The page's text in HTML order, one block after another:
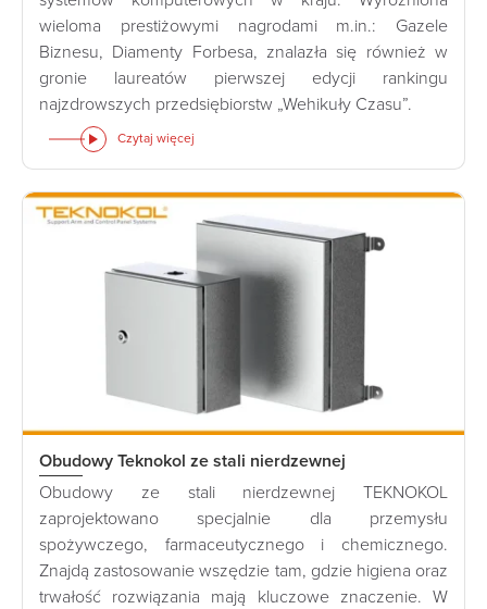
wieloma prestiżowymi nagrodami m.in.: Gazele
Biznesu, Diamenty Forbesa, znalazła się również w
gronie laureatów pierwszej edycji rankingu
najzdrowszych przedsiębiorstw „Wehikuły Czasu”.
Czytaj więcej
Obudowy Teknokol ze stali nierdzewnej
Obudowy ze stali nierdzewnej TEKNOKOL
zaprojektowano specjalnie dla przemysłu
spożywczego, farmaceutycznego i chemicznego.
Znajdą zastosowanie wszędzie tam, gdzie higiena oraz
trwałość rozwiązania mają kluczowe znaczenie. W